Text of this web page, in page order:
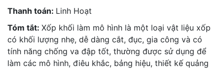
Thanh toán: Linh Hoạt
Tóm tắt: Xốp khối làm mô hình là một loại vật liệu xốp
có khối lượng nhẹ, dễ dàng cắt, đục, gia công và có
tính năng chống va đập tốt, thường được sử dụng để
làm các mô hình, điêu khắc, bảng hiệu, thiết kế quảng